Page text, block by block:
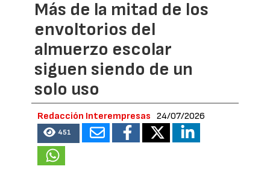
Más de la mitad de los
envoltorios del
almuerzo escolar
siguen siendo de un
solo uso
Redacción Interempresas 24/07/2026
451